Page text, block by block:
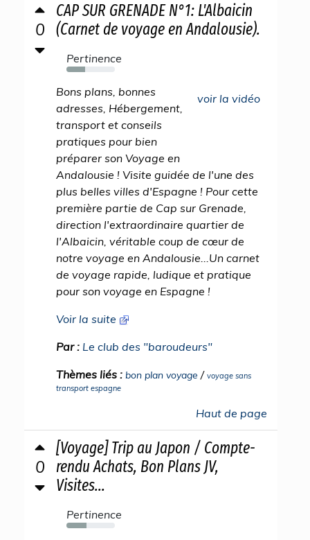
0
CAP SUR GRENADE N°1: L'Albaicin
(Carnet de voyage en Andalousie).
Pertinence
39%
voir la vidéo
Bons plans, bonnes
adresses, Hébergement,
transport et conseils
pratiques pour bien
préparer son Voyage en
Andalousie ! Visite guidée de l'une des
plus belles villes d'Espagne ! Pour cette
première partie de Cap sur Grenade,
direction l'extraordinaire quartier de
l'Albaicin, véritable coup de cœur de
notre voyage en Andalousie...Un carnet
de voyage rapide, ludique et pratique
pour son voyage en Espagne !
Voir la suite
Par : Le club des "baroudeurs"
Thèmes liés : bon plan voyage / voyage sans
transport espagne
Haut de page
0
[Voyage] Trip au Japon / Compte-
rendu Achats, Bon Plans JV,
Visites...
Pertinence
42%